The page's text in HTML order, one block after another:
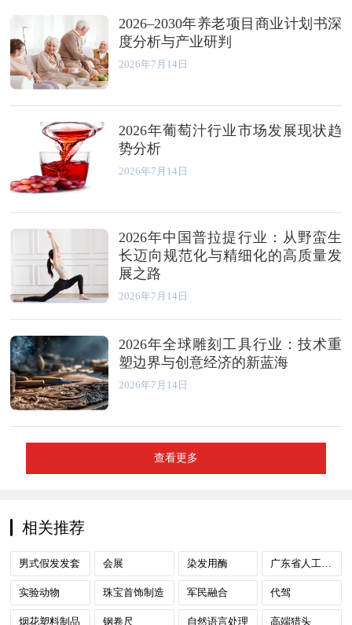
2026–2030年养老项目商业计划书深
度分析与产业研判
2026年7月14日
2026年葡萄汁行业市场发展现状趋
势分析
2026年7月14日
2026年中国普拉提行业：从野蛮生
长迈向规范化与精细化的高质量发
展之路
2026年7月14日
2026年全球雕刻工具行业：技术重
塑边界与创意经济的新蓝海
2026年7月14日
查看更多
相关推荐
男式假发发套 会展 染发用酶
实验动物 珠宝首饰制造 军民融合 代驾
烟花塑料制品 钢卷尺 自然语言处理 高端猎头